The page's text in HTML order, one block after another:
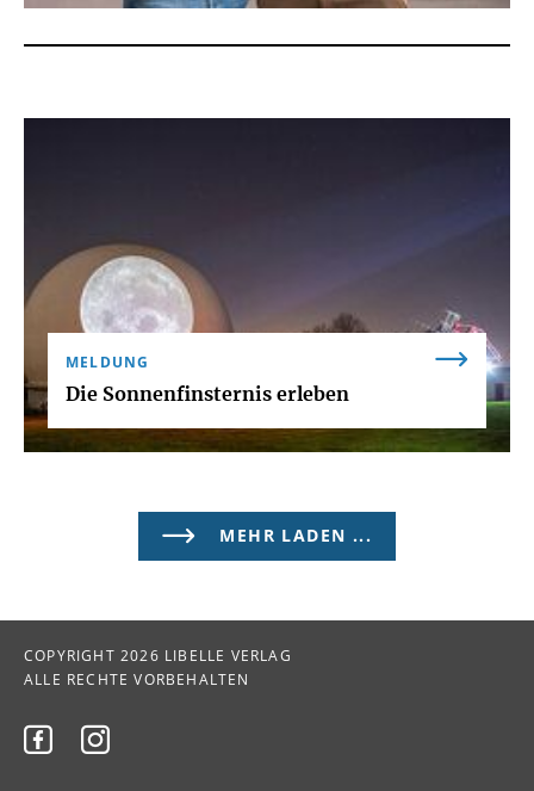
MELDUNG
Die Sonnenfinsternis erleben
MEHR LADEN ...
COPYRIGHT 2026 LIBELLE VERLAG
ALLE RECHTE VORBEHALTEN
 